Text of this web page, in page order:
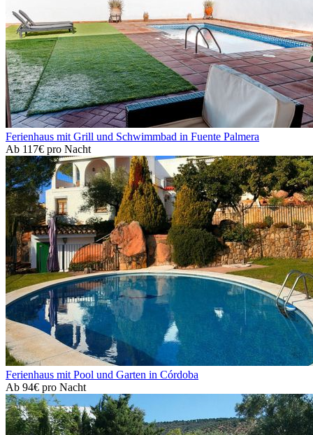
Ferienhaus mit Grill und Schwimmbad in Fuente Palmera
Ab 117€ pro Nacht
Ferienhaus mit Pool und Garten in Córdoba
Ab 94€ pro Nacht